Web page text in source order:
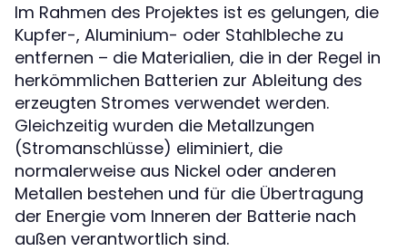
Im Rahmen des Projektes ist es gelungen, die
Kupfer-, Aluminium- oder Stahlbleche zu
entfernen – die Materialien, die in der Regel in
herkömmlichen Batterien zur Ableitung des
erzeugten Stromes verwendet werden.
Gleichzeitig wurden die Metallzungen
(Stromanschlüsse) eliminiert, die
normalerweise aus Nickel oder anderen
Metallen bestehen und für die Übertragung
der Energie vom Inneren der Batterie nach
außen verantwortlich sind.